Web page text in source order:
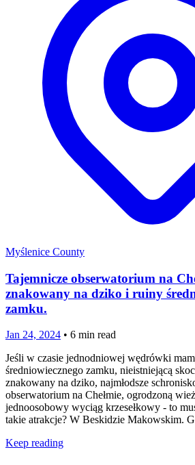
Myślenice County
Tajemnicze obserwatorium na
znakowany na dziko i ruiny
zamku.
Jan 24, 2024 • 6 min read
Jeśli w czasie jednodniowej wędrówki
średniowiecznego zamku, nieistniejącą
znakowany na dziko, najmłodsze
obserwatorium na Chełmie, ogrodzoną
jednoosobowy wyciąg krzesełkowy - to
takie atrakcje? W Beskidzie Makowskim.
Keep reading